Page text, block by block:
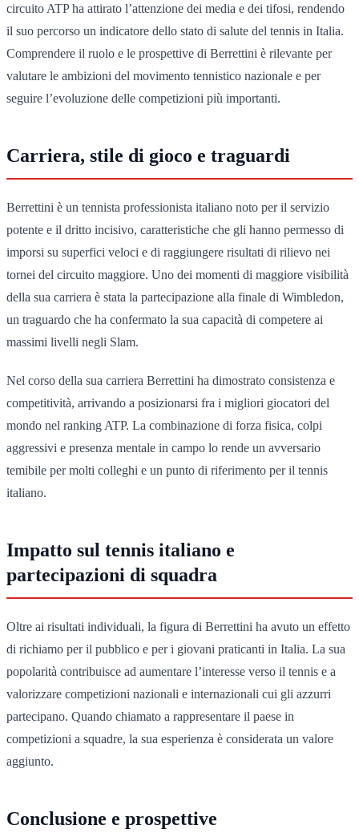
circuito ATP ha attirato l’attenzione dei media e dei tifosi, rendendo
il suo percorso un indicatore dello stato di salute del tennis in Italia.
Comprendere il ruolo e le prospettive di Berrettini è rilevante per
valutare le ambizioni del movimento tennistico nazionale e per
seguire l’evoluzione delle competizioni più importanti.
Carriera, stile di gioco e traguardi
Berrettini è un tennista professionista italiano noto per il servizio
potente e il dritto incisivo, caratteristiche che gli hanno permesso di
imporsi su superfici veloci e di raggiungere risultati di rilievo nei
tornei del circuito maggiore. Uno dei momenti di maggiore visibilità
della sua carriera è stata la partecipazione alla finale di Wimbledon,
un traguardo che ha confermato la sua capacità di competere ai
massimi livelli negli Slam.
Nel corso della sua carriera Berrettini ha dimostrato consistenza e
competitività, arrivando a posizionarsi fra i migliori giocatori del
mondo nel ranking ATP. La combinazione di forza fisica, colpi
aggressivi e presenza mentale in campo lo rende un avversario
temibile per molti colleghi e un punto di riferimento per il tennis
italiano.
Impatto sul tennis italiano e
partecipazioni di squadra
Oltre ai risultati individuali, la figura di Berrettini ha avuto un effetto
di richiamo per il pubblico e per i giovani praticanti in Italia. La sua
popolarità contribuisce ad aumentare l’interesse verso il tennis e a
valorizzare competizioni nazionali e internazionali cui gli azzurri
partecipano. Quando chiamato a rappresentare il paese in
competizioni a squadre, la sua esperienza è considerata un valore
aggiunto.
Conclusione e prospettive